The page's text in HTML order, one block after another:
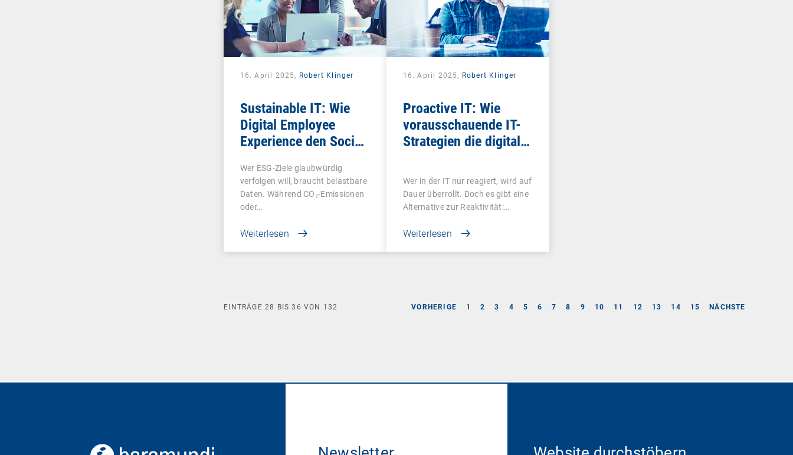
16. April 2025, Robert Klinger
Sustainable IT: Wie
Digital Employee
Experience den Social-
macht
Wer ESG-Ziele glaubwürdig
verfolgen will, braucht belastbare
Daten. Während CO₂-Emissionen
oder…
Weiterlesen
16. April 2025, Robert Klinger
Proactive IT: Wie
vorausschauende IT-
Strategien die digitale
revolutionieren
Wer in der IT nur reagiert, wird auf
Dauer überrollt. Doch es gibt eine
Alternative zur Reaktivität:…
Weiterlesen
VORHERIGE 1 2 3 4 5 6 7 8 9 10 11 12 13 14 15 NÄCHSTE
EINTRÄGE 28 BIS36 VON 132